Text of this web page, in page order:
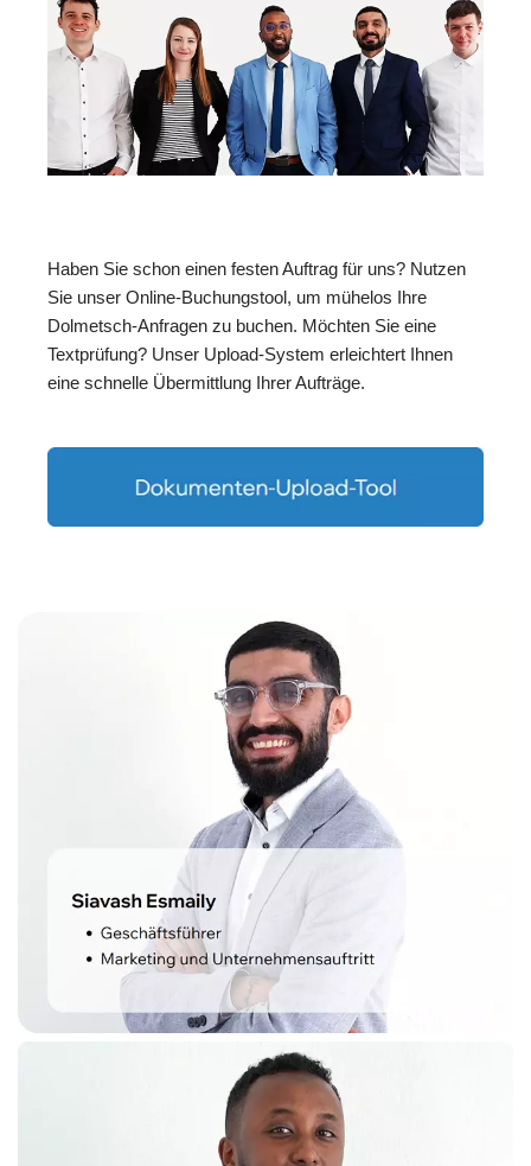
Haben Sie schon einen festen Auftrag für uns? Nutzen
Sie unser Online-Buchungstool, um mühelos Ihre
Dolmetsch-Anfragen zu buchen. Möchten Sie eine
Textprüfung? Unser Upload-System erleichtert Ihnen
eine schnelle Übermittlung Ihrer Aufträge.